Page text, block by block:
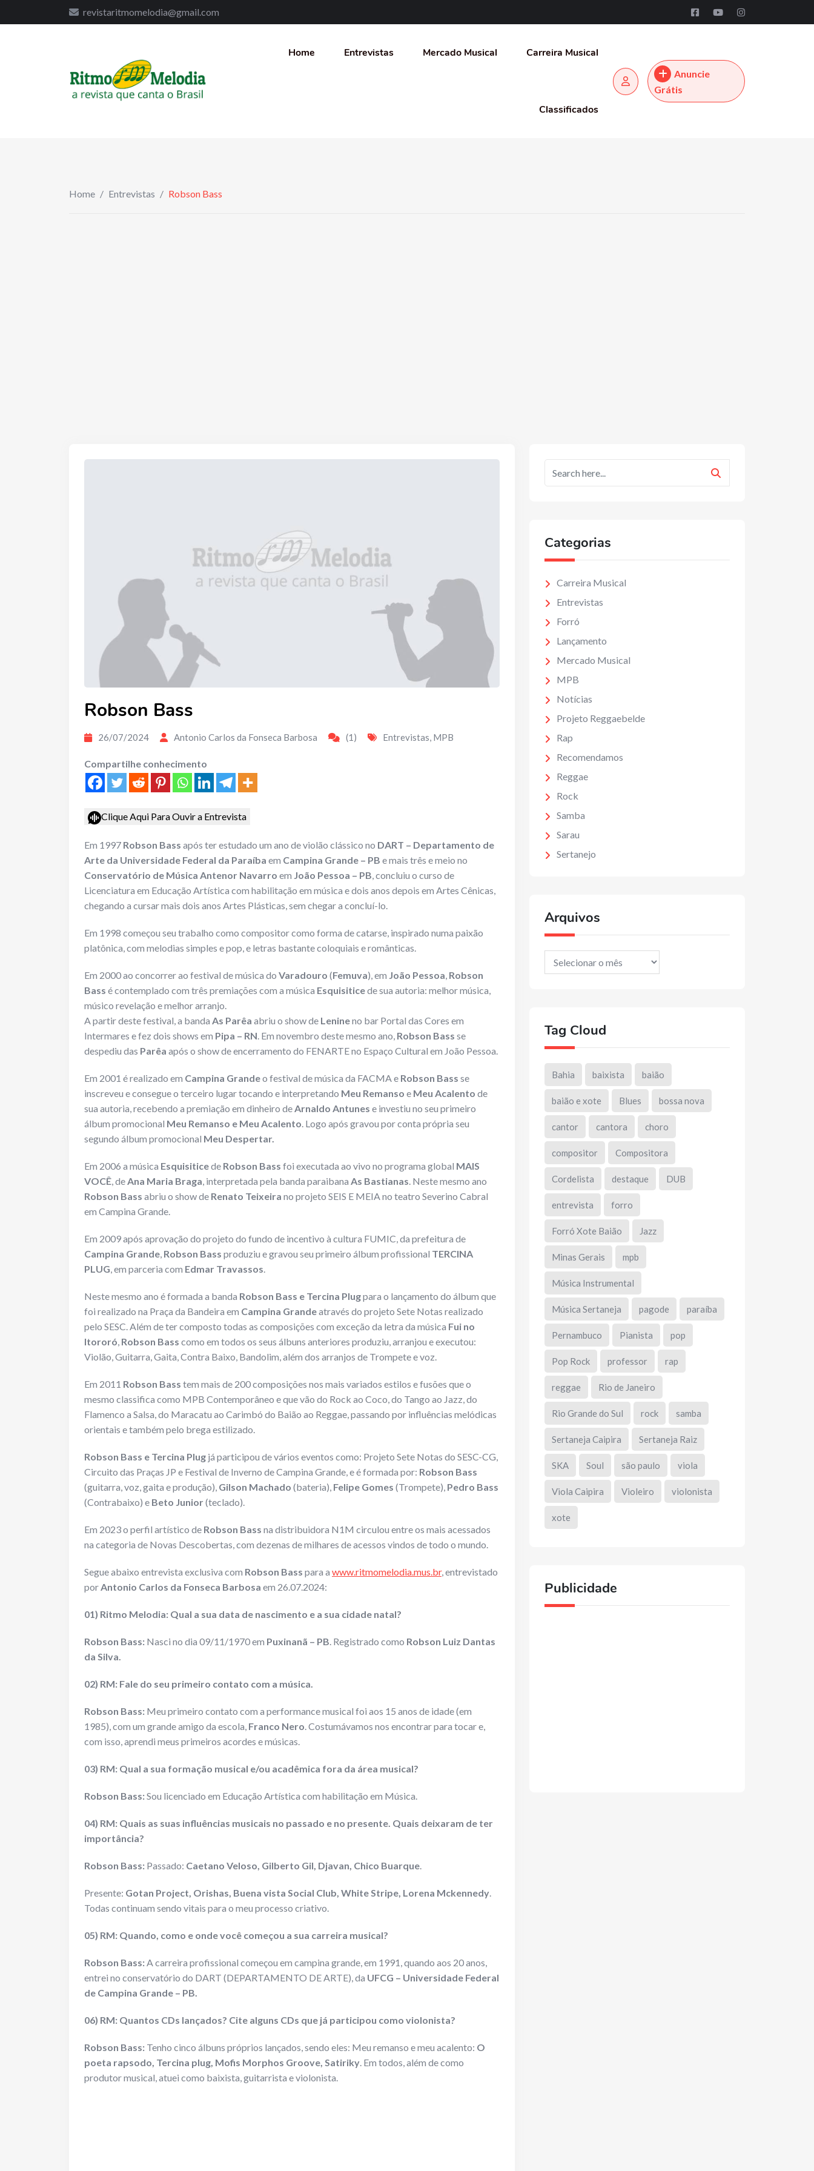
revistaritmomelodia@gmail.com
Home Entrevistas Mercado Musical Carreira Musical
Classificados
Anuncie
Grátis
Home / Entrevistas / Robson Bass
Robson Bass
26/07/2024 Antonio Carlos da Fonseca Barbosa (1) Entrevistas, MPB
Compartilhe conhecimento
Clique Aqui Para Ouvir a Entrevista
Em 1997 Robson Bass após ter estudado um ano de violão clássico no DART – Departamento de
Arte da Universidade Federal da Paraíba em Campina Grande – PB e mais três e meio no
Conservatório de Música Antenor Navarro em João Pessoa – PB, concluiu o curso de
Licenciatura em Educação Artística com habilitação em música e dois anos depois em Artes Cênicas,
chegando a cursar mais dois anos Artes Plásticas, sem chegar a concluí-lo.
Em 1998 começou seu trabalho como compositor como forma de catarse, inspirado numa paixão
platônica, com melodias simples e pop, e letras bastante coloquiais e românticas.
Em 2000 ao concorrer ao festival de música do Varadouro (Femuva), em João Pessoa, Robson
Bass é contemplado com três premiações com a música Esquisiticede sua autoria: melhor música,
músico revelação e melhor arranjo.
A partir deste festival, a banda As Parêa abriu o show de Lenineno bar Portal das Cores em
Intermares e fez dois shows em Pipa – RN. Em novembro deste mesmo ano, Robson Bass se
despediu das Parêa após o show de encerramento do FENARTE no Espaço Cultural em João Pessoa.
Em 2001 é realizado em Campina Grandeo festival de música da FACMA e Robson Bass se
inscreveu e consegue o terceiro lugar tocando e interpretando Meu Remanso e Meu Acalento de
sua autoria, recebendo a premiação em dinheiro deArnaldo Antunes e investiu no seu primeiro
álbum promocional Meu Remanso e Meu Acalento. Logo após gravou por conta própria seu
segundo álbum promocional Meu Despertar.
Em 2006 a música Esquisiticede Robson Bass foi executada ao vivo no programa global MAIS
VOCÊ, deAna Maria Braga, interpretada pela banda paraibana As Bastianas. Neste mesmo ano
Robson Bass abriu o show de Renato Teixeira no projeto SEIS E MEIA no teatro Severino Cabral
em Campina Grande.
Em 2009 após aprovação do projeto do fundo de incentivo à cultura FUMIC, da prefeitura de
Campina Grande, Robson Bass produziu e gravou seu primeiro álbum profissional TERCINA
PLUG, em parceria com Edmar Travassos.
Neste mesmo ano é formada a banda Robson Bass e Tercina Plugpara o lançamento do álbum que
foi realizado na Praça da Bandeira em Campina Grandeatravés do projeto Sete Notas realizado
pelo SESC. Além de ter composto todas as composições com exceção da letra da música Fui no
Itororó, Robson Bass como em todos os seus álbuns anteriores produziu, arranjou e executou:
Violão, Guitarra, Gaita, Contra Baixo, Bandolim, além dos arranjos de Trompete e voz.
Em 2011 Robson Bass tem mais de 200 composições nos mais variados estilos e fusões que o
mesmo classifica como MPB Contemporâneo e que vão do Rock ao Coco, do Tango ao Jazz, do
Flamenco a Salsa, do Maracatu ao Carimbó do Baião ao Reggae, passando por influências melódicas
orientais e também pelo brega estilizado.
Robson Bass e Tercina Plug já participou de vários eventos como: Projeto Sete Notas do SESC-CG,
Circuito das Praças JP e Festival de Inverno de Campina Grande, e é formada por: Robson Bass
(guitarra, voz, gaita e produção), Gilson Machado (bateria), Felipe Gomes (Trompete), Pedro Bass
(Contrabaixo) e Beto Junior(teclado).
Em 2023 o perfil artístico de Robson Bass na distribuidora N1M circulou entre os mais acessados
na categoria de Novas Descobertas, com dezenas de milhares de acessos vindos de todo o mundo.
Segue abaixo entrevista exclusiva com Robson Bass para a www.ritmomelodia.mus.br, entrevistado
porAntonio Carlos da Fonseca Barbosa em 26.07.2024:
01) Ritmo Melodia: Qual a sua data de nascimento e a sua cidade natal?
Robson Bass: Nasci no dia 09/11/1970 em Puxinanã – PB. Registrado como Robson Luiz Dantas
da Silva.
02) RM: Fale do seu primeiro contato com a música.
Robson Bass: Meu primeiro contato com a performance musical foi aos 15 anos de idade (em
1985), com um grande amigo da escola, Franco Nero. Costumávamos nos encontrar para tocar e,
com isso, aprendi meus primeiros acordes e músicas.
03) RM: Qual a sua formação musical e/ou acadêmica fora da área musical?
Robson Bass:Sou licenciado em Educação Artística com habilitação em Música.
04) RM: Quais as suas influências musicais no passado e no presente. Quais deixaram de ter
importância?
Robson Bass: Passado: Caetano Veloso, Gilberto Gil, Djavan, Chico Buarque.
Presente: Gotan Project, Orishas, Buena vista Social Club, White Stripe, Lorena Mckennedy.
Todas continuam sendo vitais para o meu processo criativo.
05) RM: Quando, como e onde você começou a sua carreira musical?
Robson Bass:A carreira profissional começou em campina grande, em 1991, quando aos 20 anos,
entrei no conservatório do DART (DEPARTAMENTO DE ARTE), da UFCG – Universidade Federal
de Campina Grande – PB.
06) RM: Quantos CDs lançados? Cite alguns CDs que já participou como violonista?
Robson Bass: Tenho cinco álbuns próprios lançados, sendo eles: Meu remanso e meu acalento: O
poeta rapsodo, Tercina plug, Mofis Morphos Groove, Satiriky. Em todos, além de como
produtor musical, atuei como baixista, guitarrista e violonista.
Categorias
Carreira Musical
Entrevistas
Forró
Lançamento
Mercado Musical
MPB
Notícias
Projeto Reggaebelde
Rap
Recomendamos
Reggae
Rock
Samba
Sarau
Sertanejo
Arquivos
Arquivos
Tag Cloud
Bahia baixista baião
baião e xote Blues bossa nova
cantor cantora choro
compositor Compositora
Cordelista destaque DUB
entrevista forro
Forró Xote Baião Jazz
Minas Gerais mpb
Música Instrumental
Música Sertaneja pagode paraíba
Pernambuco Pianista pop
Pop Rock professor rap
reggae Rio de Janeiro
Rio Grande do Sul rock samba
Sertaneja Caipira Sertaneja Raiz
SKA Soul são paulo viola
Viola Caipira Violeiro violonista
xote
Publicidade